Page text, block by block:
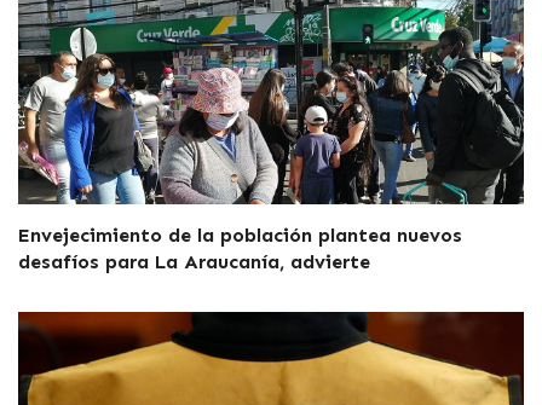
Envejecimiento de la población plantea nuevos
desafíos para La Araucanía, advierte